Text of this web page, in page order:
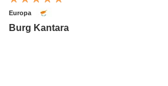
Europa
Burg Kantara